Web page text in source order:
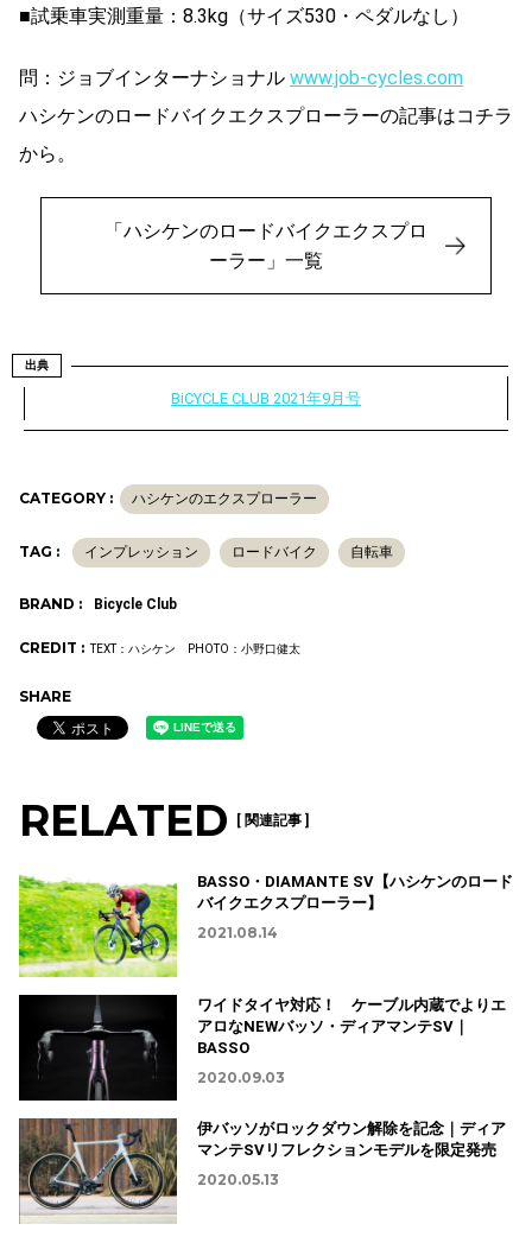
■試乗車実測重量：8.3kg（サイズ530・ペダルなし）
問：ジョブインターナショナル www.job-cycles.com
ハシケンのロードバイクエクスプローラーの記事はコチラ
から。
「ハシケンのロードバイクエクスプロ
ーラー」一覧
出典
BiCYCLE CLUB 2021年9月号
CATEGORY : ハシケンのエクスプローラー
TAG : インプレッション ロードバイク 自転車
BRAND : Bicycle Club
CREDIT : TEXT：ハシケン PHOTO：小野口健太
SHARE
RELATED [ 関連記事 ]
BASSO・DIAMANTE SV【ハシケンのロード
バイクエクスプローラー】
2021.08.14
ワイドタイヤ対応！ ケーブル内蔵でよりエ
アロなNEWバッソ・ディアマンテSV｜
BASSO
2020.09.03
伊バッソがロックダウン解除を記念｜ディア
マンテSVリフレクションモデルを限定発売
2020.05.13